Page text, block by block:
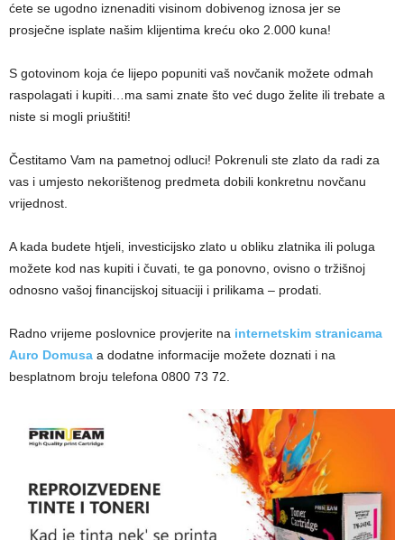
ćete se ugodno iznenaditi visinom dobivenog iznosa jer se
prosječne isplate našim klijentima kreću oko 2.000 kuna!
S gotovinom koja će lijepo popuniti vaš novčanik možete odmah
raspolagati i kupiti…ma sami znate što već dugo želite ili trebate a
niste si mogli priuštiti!
Čestitamo Vam na pametnoj odluci! Pokrenuli ste zlato da radi za
vas i umjesto nekorištenog predmeta dobili konkretnu novčanu
vrijednost.
A kada budete htjeli, investicijsko zlato u obliku zlatnika ili poluga
možete kod nas kupiti i čuvati, te ga ponovno, ovisno o tržišnoj
odnosno vašoj financijskoj situaciji i prilikama – prodati.
Radno vrijeme poslovnice provjerite na internetskim stranicama
Auro Domusa a dodatne informacije možete doznati i na
besplatnom broju telefona 0800 73 72.